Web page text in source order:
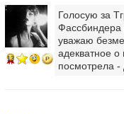
13
Голосую за
Фассбиндера
уважаю
адекватное
посмотрела -